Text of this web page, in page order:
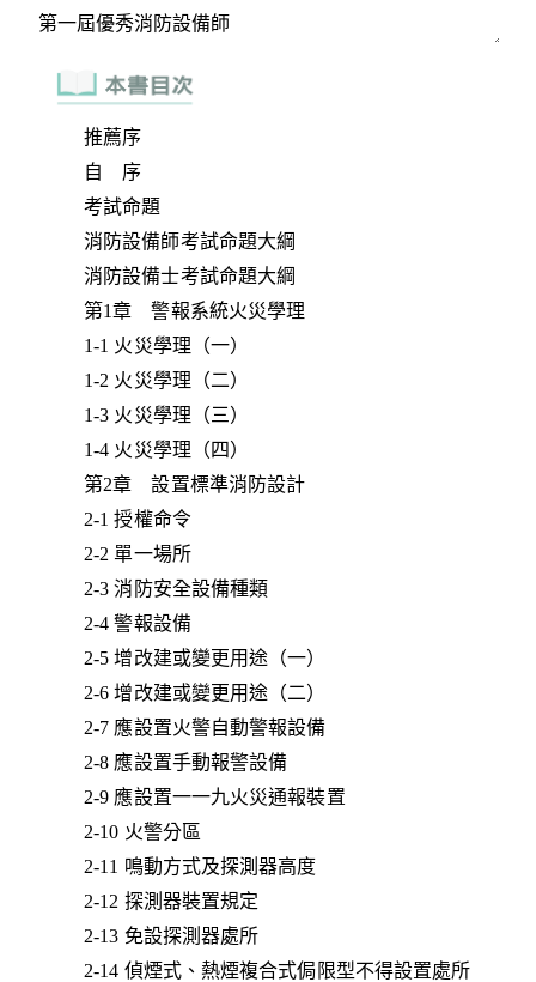
推薦序
自 序
考試命題
消防設備師考試命題大綱
消防設備士考試命題大綱
第1章 警報系統火災學理
1-1 火災學理（一）
1-2 火災學理（二）
1-3 火災學理（三）
1-4 火災學理（四）
第2章 設置標準消防設計
2-1 授權命令
2-2 單一場所
2-3 消防安全設備種類
2-4 警報設備
2-5 增改建或變更用途（一）
2-6 增改建或變更用途（二）
2-7 應設置火警自動警報設備
2-8 應設置手動報警設備
2-9 應設置一一九火災通報裝置
2-10 火警分區
2-11 鳴動方式及探測器高度
2-12 探測器裝置規定
2-13 免設探測器處所
2-14 偵煙式、熱煙複合式侷限型不得設置處所